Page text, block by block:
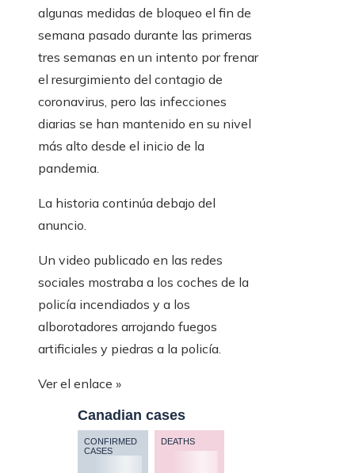
algunas medidas de bloqueo el fin de
semana pasado durante las primeras
tres semanas en un intento por frenar
el resurgimiento del contagio de
coronavirus, pero las infecciones
diarias se han mantenido en su nivel
más alto desde el inicio de la
pandemia.
La historia continúa debajo del
anuncio.
Un video publicado en las redes
sociales mostraba a los coches de la
policía incendiados y a los
alborotadores arrojando fuegos
artificiales y piedras a la policía.
Ver el enlace »